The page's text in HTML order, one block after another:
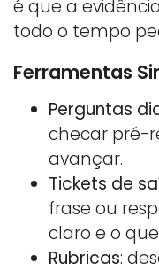
é que a
todo o tempo
Ferramentas
Perguntas
checar pré-
avançar.
Tickets de
frase ou
claro e o
Rubricas: